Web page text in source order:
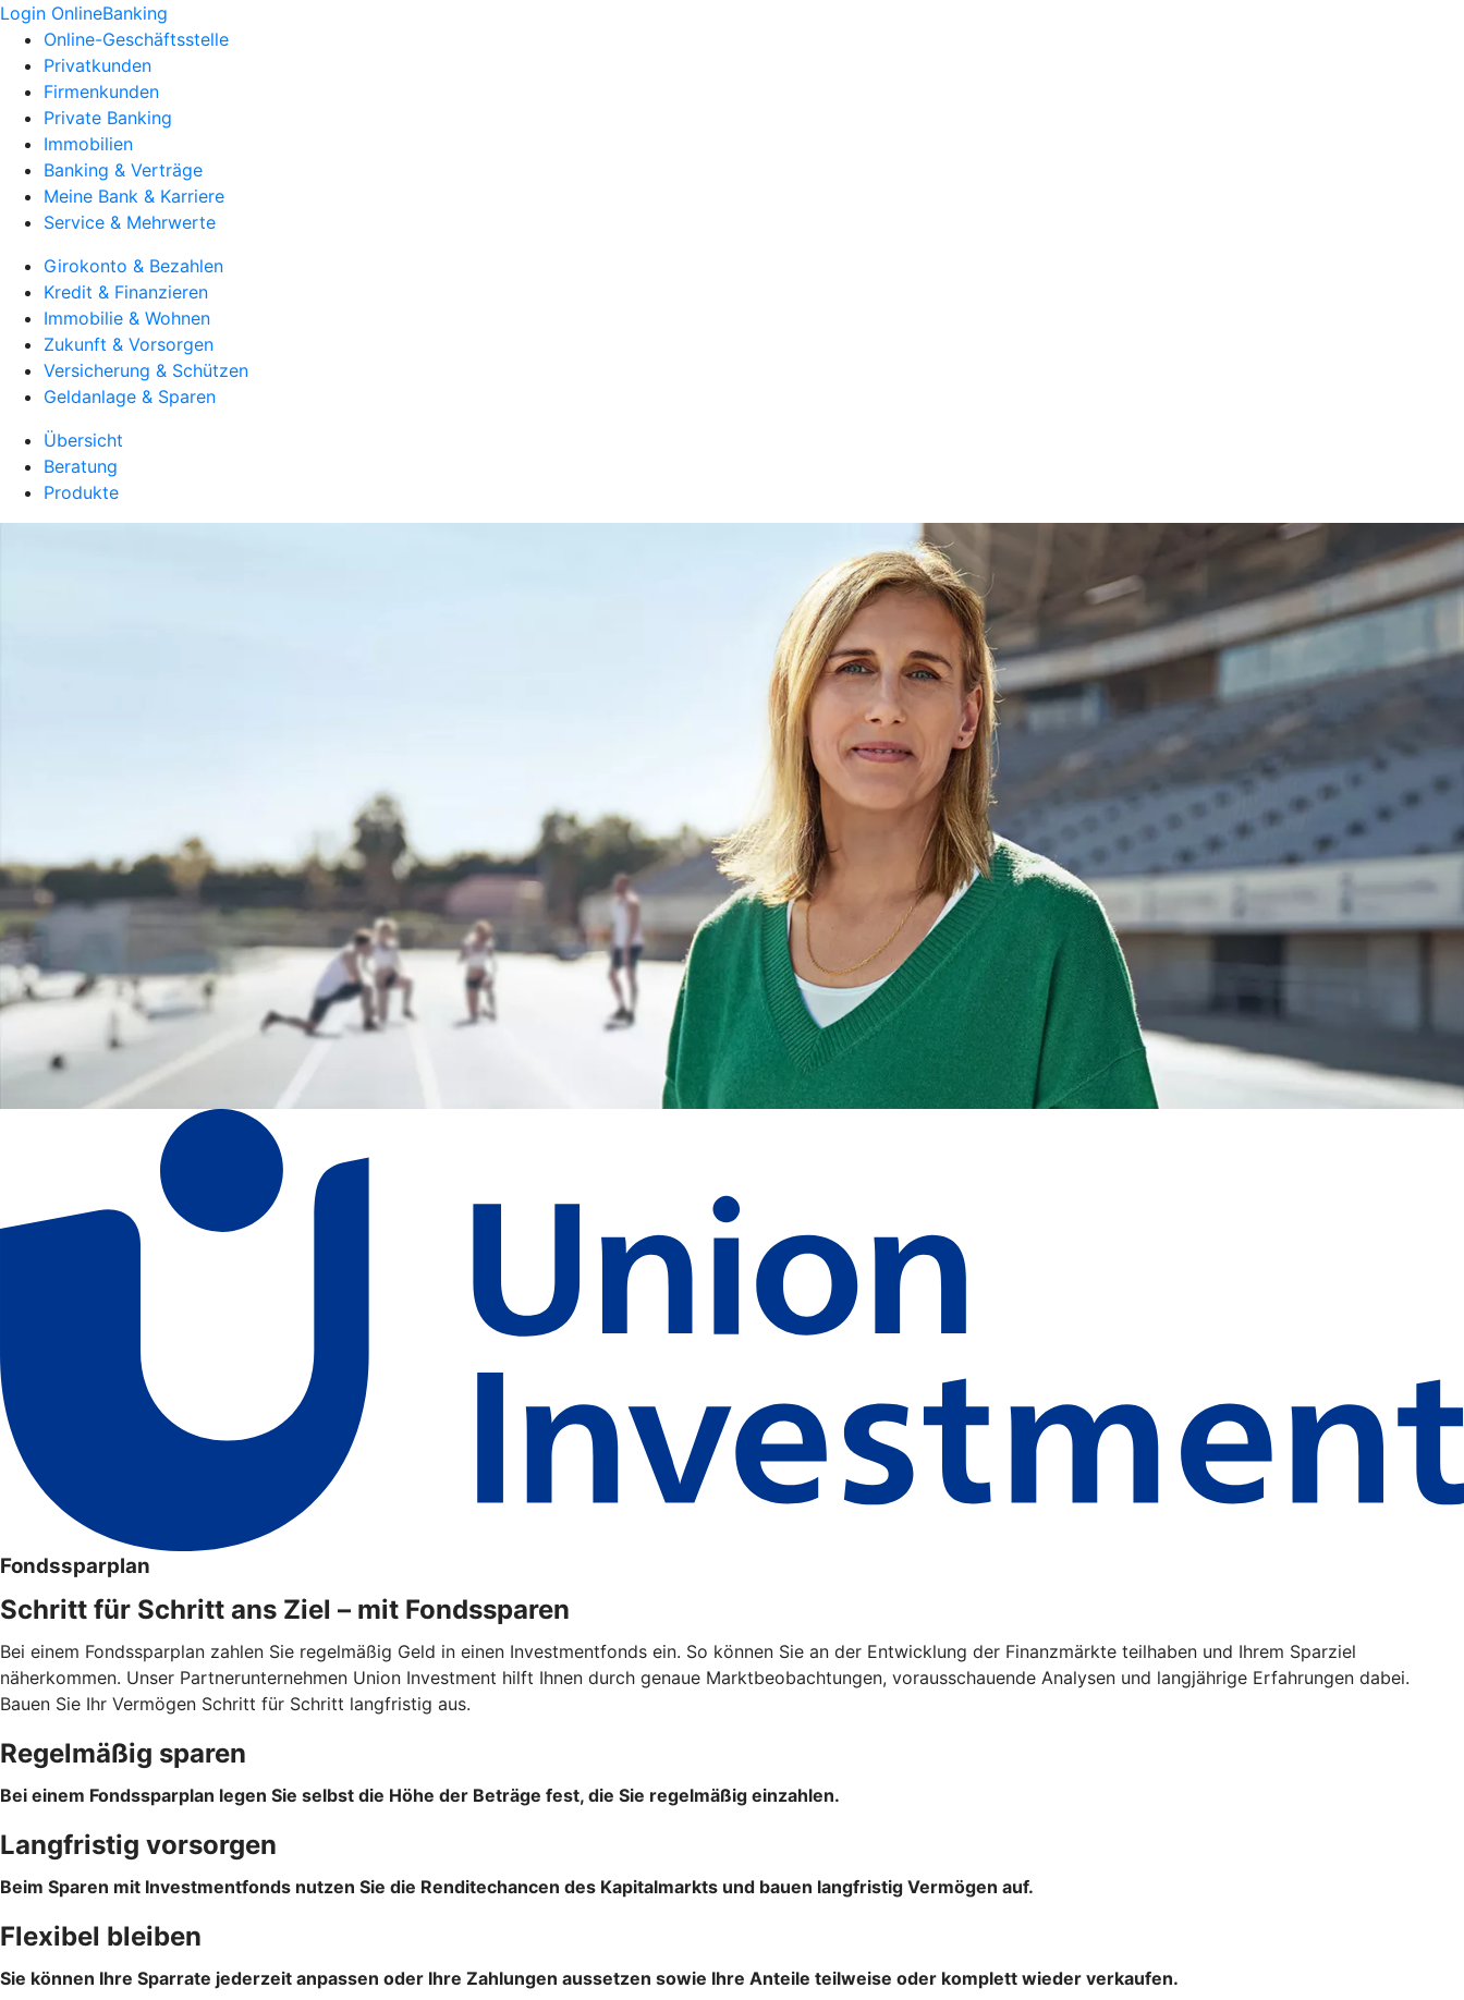
Login OnlineBanking
Online-Geschäftsstelle
Privatkunden
Firmenkunden
Private Banking
Immobilien
Banking & Verträge
Meine Bank & Karriere
Service & Mehrwerte
Girokonto & Bezahlen
Kredit & Finanzieren
Immobilie & Wohnen
Zukunft & Vorsorgen
Versicherung & Schützen
Geldanlage & Sparen
Übersicht
Beratung
Produkte
Fondssparplan
Schritt für Schritt ans Ziel – mit Fondssparen
Bei einem Fondssparplan zahlen Sie regelmäßig Geld in einen Investmentfonds ein. So können Sie an der Entwicklung der Finanzmärkte teilhaben und Ihrem Sparziel
näherkommen. Unser Partnerunternehmen Union Investment hilft Ihnen durch genaue Marktbeobachtungen, vorausschauende Analysen und langjährige Erfahrungen dabei.
Bauen Sie Ihr Vermögen Schritt für Schritt langfristig aus.
Regelmäßig sparen
Bei einem Fondssparplan legen Sie selbst die Höhe der Beträge fest, die Sie regelmäßig einzahlen.
Langfristig vorsorgen
Beim Sparen mit Investmentfonds nutzen Sie die Renditechancen des Kapitalmarkts und bauen langfristig Vermögen auf.
Flexibel bleiben
Sie können Ihre Sparrate jederzeit anpassen oder Ihre Zahlungen aussetzen sowie Ihre Anteile teilweise oder komplett wieder verkaufen.